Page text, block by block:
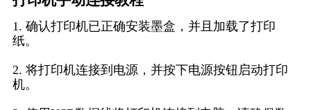
1. 确认打印机已正确安装墨盒，并且加载了打印
纸。
2. 将打印机连接到电源，并按下电源按钮启动打印
机。